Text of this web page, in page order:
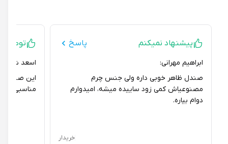
پیشنهاد نمیکنم پاسخ
ابراهیم مهرانی:
صندل ظاهر خوبی داره ولی جنس چرم
مصنوعیاش کمی زود ساییده میشه، امیدوارم
دوام بیاره.
خریدار
توصیه ای
اسعد شهبازی:
مناسبی رو